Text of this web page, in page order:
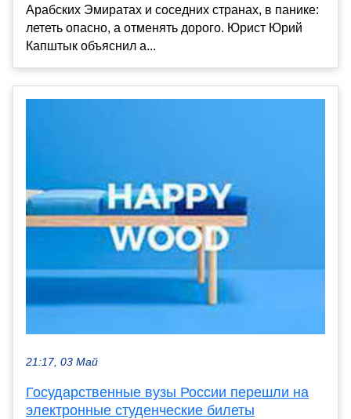
Арабских Эмиратах и соседних странах, в панике:
лететь опасно, а отменять дорого. Юрист Юрий
Капштык объяснил a...
21:17, 03 Май
Государственные вузы России перешли на
электронные студенческие билеты